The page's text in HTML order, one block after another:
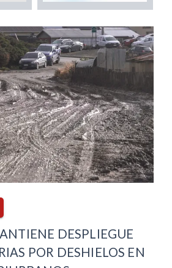
DESPLIEGUE
POR DESHIELOS EN